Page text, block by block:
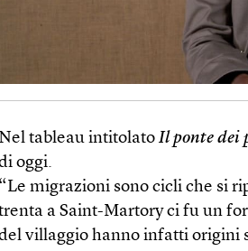
Nel tableau intitolatoIl ponte dei
oggi.
“Le migrazioni sono cicli che si
a Saint-Martory ci fu un
villaggio hanno infatti origini